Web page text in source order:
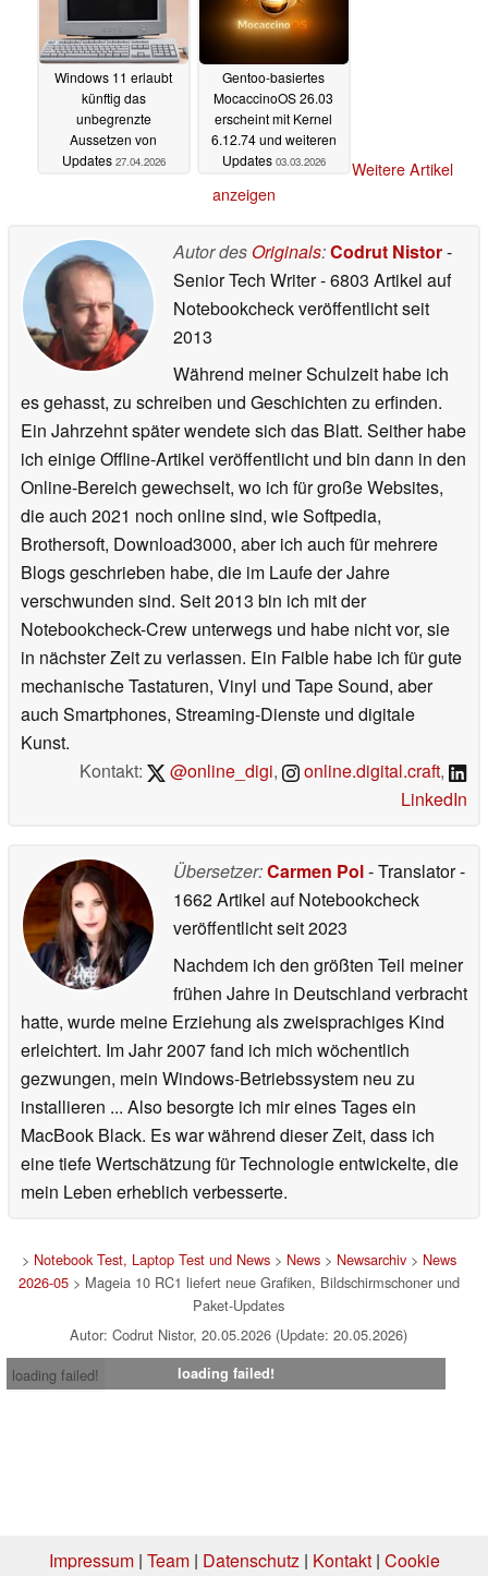
Windows 11 erlaubt
künftig das
unbegrenzte
Aussetzen von
Updates 27.04.2026
Gentoo-basiertes
MocaccinoOS 26.03
erscheint mit Kernel
6.12.74 und weiteren
Updates 03.03.2026
Weitere Artikel
anzeigen
Autor des Originals:Codrut Nistor-
Senior Tech Writer- 6803 Artikel auf
Notebookcheck veröffentlichtseit
2013
Während meiner Schulzeit habe ich
es gehasst, zu schreiben und Geschichten zu erfinden.
Ein Jahrzehnt später wendete sich das Blatt. Seither habe
ich einige Offline-Artikel veröffentlicht und bin dann in den
Online-Bereich gewechselt, wo ich für große Websites,
die auch 2021 noch online sind, wie Softpedia,
Brothersoft, Download3000, aber ich auch für mehrere
Blogs geschrieben habe, die im Laufe der Jahre
verschwunden sind. Seit 2013 bin ich mit der
Notebookcheck-Crew unterwegs und habe nicht vor, sie
in nächster Zeit zu verlassen. Ein Faible habe ich für gute
mechanische Tastaturen, Vinyl und Tape Sound, aber
auch Smartphones, Streaming-Dienste und digitale
Kunst.
Kontakt:
@online_digi, online.digital.craft,
LinkedIn
Übersetzer:Carmen Pol- Translator-
1662 Artikel auf Notebookcheck
veröffentlichtseit 2023
Nachdem ich den größten Teil meiner
frühen Jahre in Deutschland verbracht
hatte, wurde meine Erziehung als zweisprachiges Kind
erleichtert. Im Jahr 2007 fand ich mich wöchentlich
gezwungen, mein Windows-Betriebssystem neu zu
installieren ... Also besorgte ich mir eines Tages ein
MacBook Black. Es war während dieser Zeit, dass ich
eine tiefe Wertschätzung für Technologie entwickelte, die
mein Leben erheblich verbesserte.
> Notebook Test, Laptop Test und News> News> Newsarchiv> News
2026-05> Mageia 10 RC1 liefert neue Grafiken, Bildschirmschoner und
Paket-Updates
Autor: Codrut Nistor, 20.05.2026 (Update: 20.05.2026)
loading failed!
loading failed!
Impressum| Team| Datenschutz| Kontakt| Cookie